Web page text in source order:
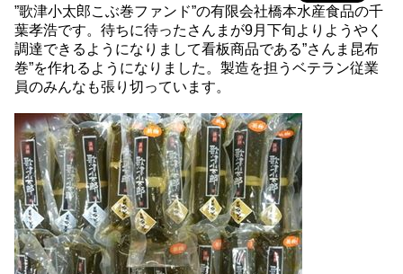
”歌津小太郎こぶ巻ファンド”の有限会社橋本水産食品の千
葉孝浩です。待ちに待ったさんまが9月下旬よりようやく
調達できるようになりまして看板商品である”さんま昆布
巻”を作れるようになりました。製造を担うベテラン従業
員のみんなも張り切っています。